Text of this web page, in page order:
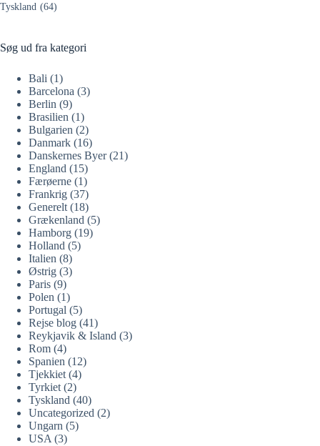
Tyskland (64)
Søg ud fra kategori
Bali (1)
Barcelona (3)
Berlin (9)
Brasilien (1)
Bulgarien (2)
Danmark (16)
Danskernes Byer(21)
England (15)
Færøerne (1)
Frankrig (37)
Generelt (18)
Grækenland (5)
Hamborg (19)
Holland (5)
Italien (8)
Østrig (3)
Paris (9)
Polen (1)
Portugal (5)
Rejse blog (41)
Reykjavik & Island (3)
Rom (4)
Spanien (12)
Tjekkiet (4)
Tyrkiet (2)
Tyskland (40)
Uncategorized (2)
Ungarn (5)
USA (3)